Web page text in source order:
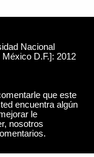
Nacional
D.F.]: 2012
que este
encuentra algún
le
nosotros